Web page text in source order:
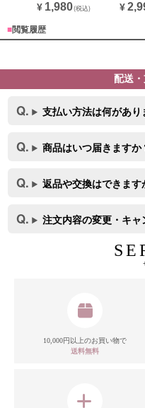
¥ 1,980(税込) ¥
■閲覧履歴
配送
支払い方法は何があり
商品はいつ届きますか
返品や交換はできます
注文内容の変更・キャ
10,000円以上のお買い物で
送料無料